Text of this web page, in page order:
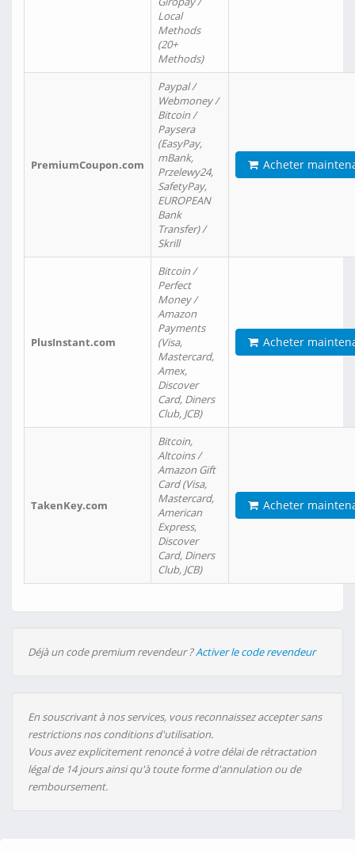
Local
Methods
(20+
Methods)
PremiumCoupon.com
Paypal /
Webmoney /
Bitcoin /
Paysera
(EasyPay,
mBank,
Przelewy24,
SafetyPay,
EUROPEAN
Bank
Transfer) /
Skrill
Acheter
PlusInstant.com
Bitcoin /
Perfect
Money /
Amazon
Payments
(Visa,
Mastercard,
Amex,
Discover
Card, Diners
Club, JCB)
Acheter
TakenKey.com
Bitcoin,
Altcoins /
Amazon Gift
Card (Visa,
Mastercard,
American
Express,
Discover
Card, Diners
Club, JCB)
Acheter
Déjà un code premium revendeur ?Activer le code revendeur
En souscrivant à nos services, vous reconnaissez accepter sans
restrictions nos conditions d'utilisation.
Vous avez explicitement renoncé à votre délai de rétractation
légal de 14 jours ainsi qu'à toute forme d'annulation ou de
remboursement.